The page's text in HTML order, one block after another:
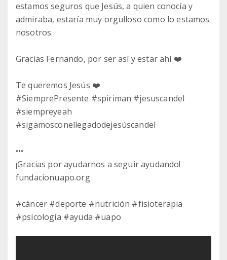
estamos seguros que Jesús, a quien conocía y
admiraba, estaría muy orgulloso como lo estamos
nosotros.
Gracias Fernando, por ser así y estar ahí ❤️
Te queremos Jesús ❤️
#SiemprePresente #spiriman #jesuscandel
#siempreyeah
#sigamosconellegadodejesúscandel
•••
¡Gracias por ayudarnos a seguir ayudando!
fundacionuapo.org
#cáncer #deporte #nutrición #fisioterapia
#psicología #ayuda #uapo